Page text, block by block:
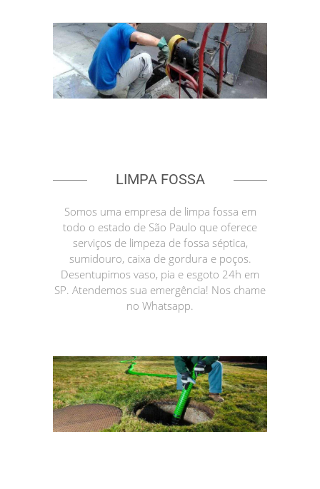
LIMPA FOSSA
Somos uma empresa de limpa fossa em
todo o estado de São Paulo que oferece
serviços de limpeza de fossa séptica,
sumidouro, caixa de gordura e poços.
Desentupimos vaso, pia e esgoto 24h em
SP. Atendemos sua emergência! Nos chame
no Whatsapp.